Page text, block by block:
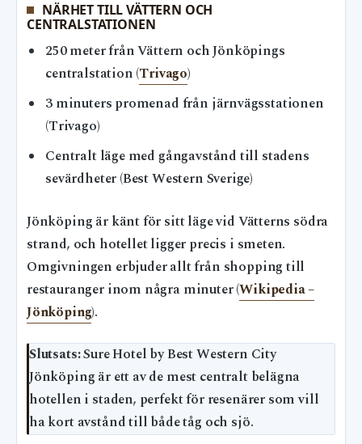
NÄRHET TILL VÄTTERN OCH
CENTRALSTATIONEN
250 meter från Vättern och Jönköpings
centralstation (Trivago)
3 minuters promenad från järnvägsstationen
(Trivago)
Centralt läge med gångavstånd till stadens
sevärdheter (Best Western Sverige)
Jönköping är känt för sitt läge vid Vätterns södra
strand, och hotellet ligger precis i smeten.
Omgivningen erbjuder allt från shopping till
restauranger inom några minuter (Wikipedia –
Jönköping).
Slutsats:Sure Hotel by Best Western City
Jönköping är ett av de mest centralt belägna
hotellen i staden, perfekt för resenärer som vill
ha kort avstånd till både tåg och sjö.